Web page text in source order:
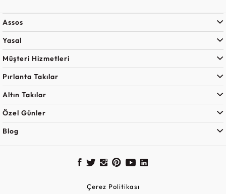
Assos
Yasal
Müşteri Hizmetleri
Pırlanta Takılar
Altın Takılar
Özel Günler
Blog
Çerez Politikası